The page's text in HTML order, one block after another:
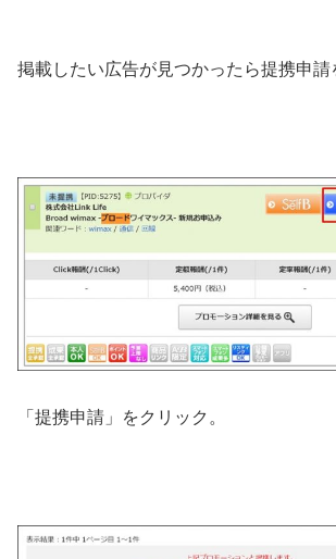
掲載したい広告が見つかったら提携申請
「提携申請」をクリック。